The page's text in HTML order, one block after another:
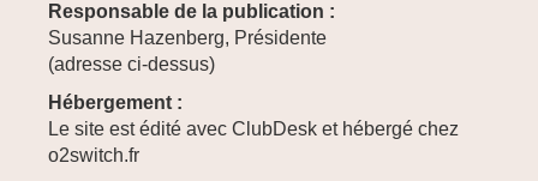
Responsable de la publication :
Susanne Hazenberg, Présidente
(adresse ci-dessus)
Hébergement :
Le site est édité avec ClubDesk et hébergé chez
o2switch.fr